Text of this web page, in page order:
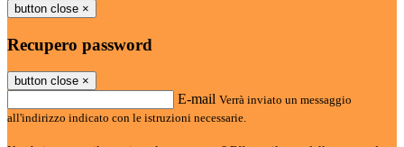
button close ×
Recupero password
button close ×
E-mail Verrà inviato un messaggio
all'indirizzo indicato con le istruzioni necessarie.